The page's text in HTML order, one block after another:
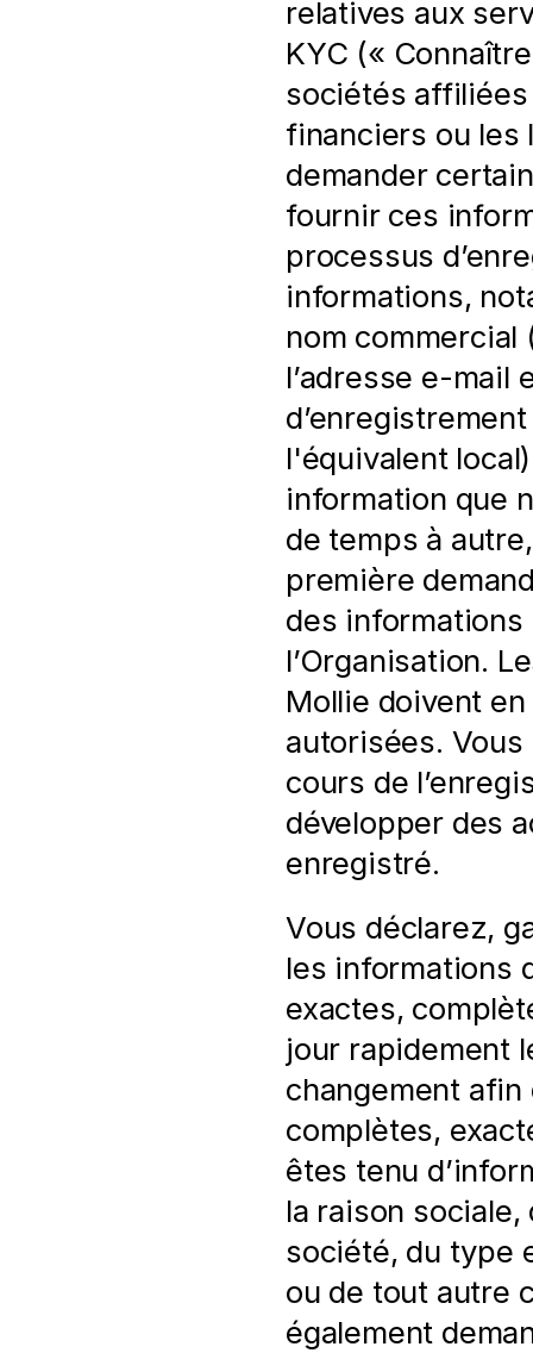
relatives aux
KYC («
sociétés
financiers ou les
demander
fournir ces
processus
informations,
nom commercial
l’adresse e-mail
l'équivalent
information que
de temps à
première
des
l’Organisation.
Mollie doivent
autorisées.
cours de
développer des
enregistré.
Vous déclarez,
les informations
exactes,
jour rapidement
changement afin
complètes,
êtes tenu
la raison
société, du type
ou de tout autre
également